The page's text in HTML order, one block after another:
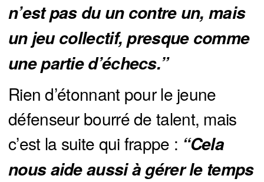
n’est pas du un contre un, mais
un jeu collectif, presque comme
une partie d’échecs.”
Rien d’étonnant pour le jeune
défenseur bourré de talent, mais
c’est la suite qui frappe : “Cela
nous aide aussi à gérer le temps